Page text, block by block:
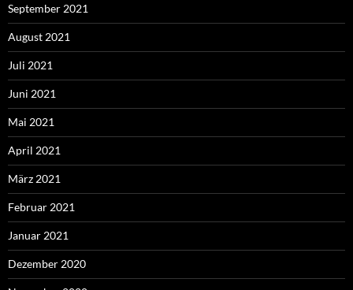
September 2021
August 2021
Juli 2021
Juni 2021
Mai 2021
April 2021
März 2021
Februar 2021
Januar 2021
Dezember 2020